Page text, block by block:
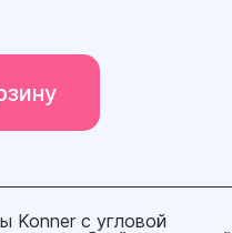
Konner с угловой